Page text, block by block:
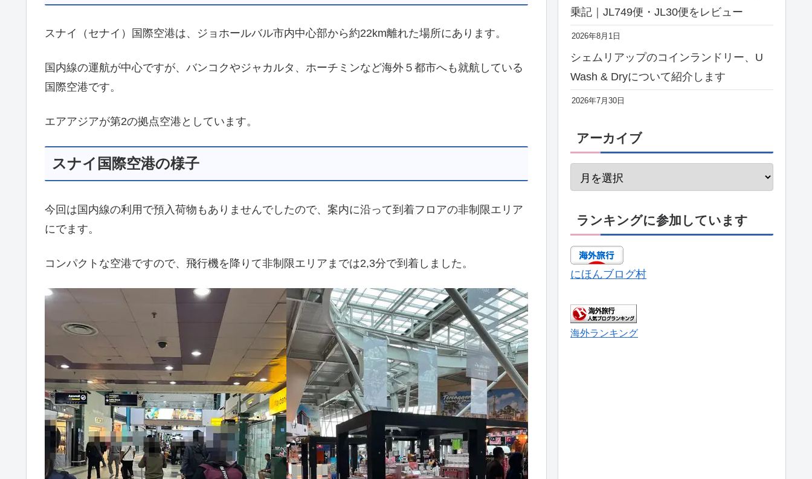
スナイ（セナイ）国際空港は、ジョホールバル市内中心部から約22km離れた場所にあります。
国内線の運航が中心ですが、バンコクやジャカルタ、ホーチミンなど海外５都市へも就航している
国際空港です。
エアアジアが第2の拠点空港としています。
スナイ国際空港の様子
今回は国内線の利用で預入荷物もありませんでしたので、案内に沿って到着フロアの非制限エリア
にでます。
コンパクトな空港ですので、飛行機を降りて非制限エリアまでは2,3分で到着しました。
乗記｜JL749便・JL30便をレビュー
2026年8月1日
シェムリアップのコインランドリー、U
Wash & Dryについて紹介します
2026年7月30日
アーカイブ
ランキングに参加しています
にほんブログ村
海外ランキング